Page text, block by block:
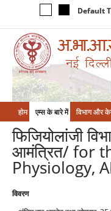
Default
होम एम्‍स के बारे में विभाग और
फिजियोलांजी
आमंत्रित/ for
Physiology,
विवरण